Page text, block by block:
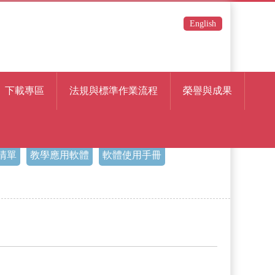
English
單 教學應用軟體 軟體使用手冊
下載專區 法規與標準作業流程 榮譽與成果